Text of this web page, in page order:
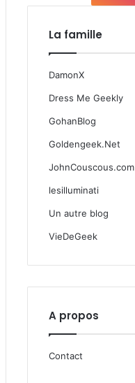
La famille
DamonX
Dress Me Geekly
GohanBlog
Goldengeek.Net
JohnCouscous.com
lesilluminati
Un autre blog
VieDeGeek
A propos
Contact